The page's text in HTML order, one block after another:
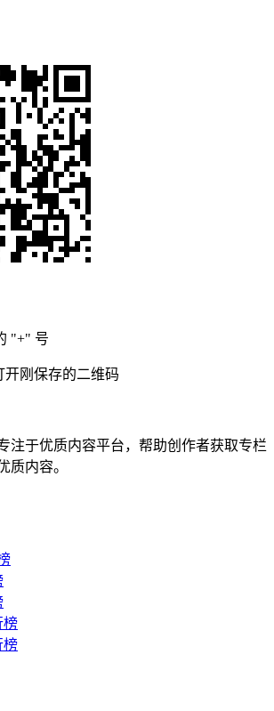
"+" 号
刚保存的二维码
注于优质内容平台，帮助创作者获取专栏
质内容。
榜
榜